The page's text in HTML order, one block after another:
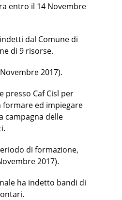
entro il 14 Novembre
dal Comune di
di 9 risorse.
2017).
presso Caf Cisl per
formare ed impiegare
campagna delle
di formazione,
2017).
ha indetto bandi di